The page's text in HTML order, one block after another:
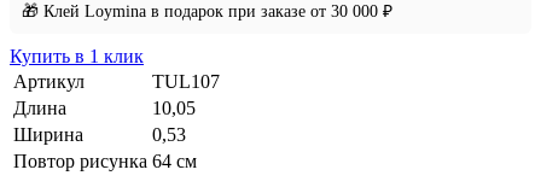
🎁 Клей Loymina в подарок при заказе от 30 000 ₽
Купить в 1 клик
Артикул
TUL107
Длина
10,05
Ширина
0,53
Повтор рисунка 64 см